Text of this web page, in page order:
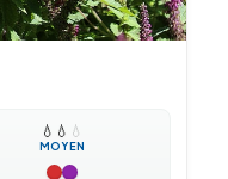
💧 💧 💧
MOYEN